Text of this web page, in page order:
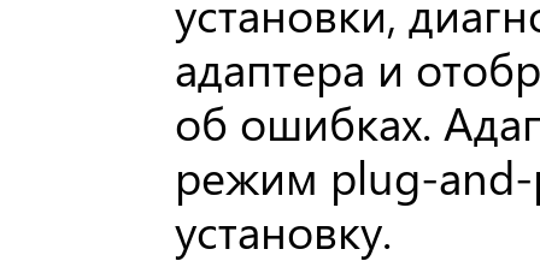
установки,
адаптера и
об ошибках.
режим plug-
установку.